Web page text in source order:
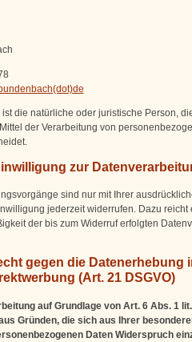
die natürliche oder juristische Person,
der Verarbeitung von
zur
sind nur mit Ihrer
jederzeit widerrufen. Dazu
der bis zum Widerruf erfolgten
gegen die Datenerhebung
(Art. 21 DSGVO)
auf Grundlage von Art. 6 Abs. 1
Gründen, die sich aus Ihrer
Daten Widerspruch